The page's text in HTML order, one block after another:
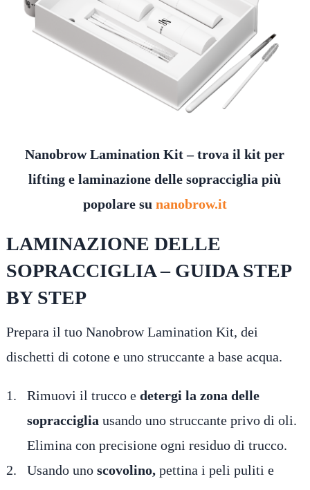
Nanobrow Lamination Kit – trova il kit per
lifting e laminazione delle sopracciglia più
popolare su nanobrow.it
LAMINAZIONE DELLE
SOPRACCIGLIA – GUIDA STEP
BY STEP
Prepara il tuo Nanobrow Lamination Kit, dei
dischetti di cotone e uno struccante a base acqua.
Rimuovi il trucco e detergi la zona delle
sopraccigliausando uno struccante privo di oli.
Elimina con precisione ogni residuo di trucco.
Usando uno scovolino, pettina i peli puliti e